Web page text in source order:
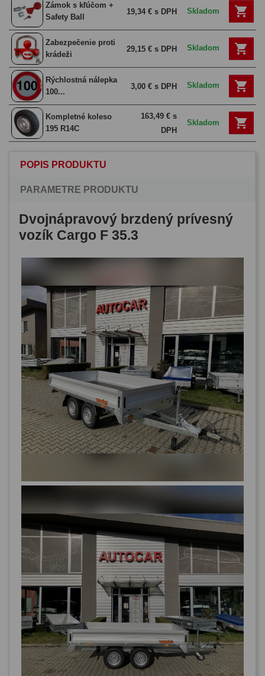
Zámok s kľúčom +
Safety Ball
19,34 € s DPH Skladom 
Zabezpečenie proti
krádeži
29,15 € s DPH Skladom 
Rýchlostná nálepka
100...
3,00 € s DPH Skladom 
Kompletné koleso
195 R14C
163,49 € s
DPH
Skladom 
POPIS PRODUKTU
PARAMETRE PRODUKTU
Dvojnápravový brzdený prívesný
vozík Cargo F 35.3